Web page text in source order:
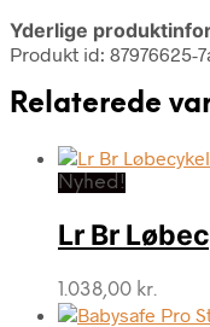
Yderlige
Produkt id: 87976625-
Relaterede
Nyhed!
Lr Br
1.038,00 kr.